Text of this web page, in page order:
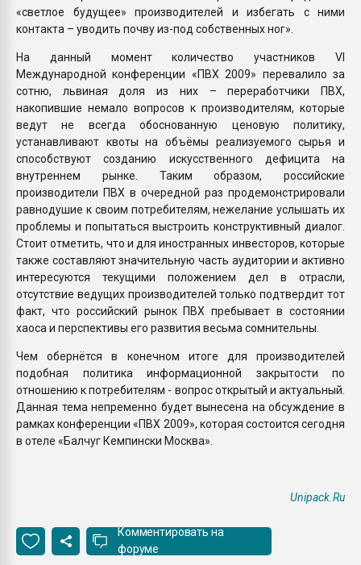
«светлое будущее» производителей и избегать с ними
контакта – уводить почву из-под собственных ног».
На данный момент количество участников VI
Международной конференции «ПВХ 2009» перевалило за
сотню, львиная доля из них – переработчики ПВХ,
накопившие немало вопросов к производителям, которые
ведут не всегда обоснованную ценовую политику,
устанавливают квоты на объёмы реализуемого сырья и
способствуют созданию искусственного дефицита на
внутреннем рынке. Таким образом, российские
производители ПВХ в очередной раз продемонстрировали
равнодушие к своим потребителям, нежелание услышать их
проблемы и попытаться выстроить конструктивный диалог.
Стоит отметить, что и для иностранных инвесторов, которые
также составляют значительную часть аудитории и активно
интересуются текущими положением дел в отрасли,
отсутствие ведущих производителей только подтвердит тот
факт, что российский рынок ПВХ пребывает в состоянии
хаоса и перспективы его развития весьма сомнительны.
Чем обернётся в конечном итоге для производителей
подобная политика информационной закрытости по
отношению к потребителям - вопрос открытый и актуальный.
Данная тема непременно будет вынесена на обсуждение в
рамках конференции «ПВХ 2009», которая состоится сегодня
в отеле «Балчуг Кемпински Москва».
Unipack.Ru
Комментировать на
форуме